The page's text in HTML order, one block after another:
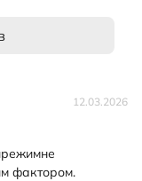
12.03.2026
фактором.